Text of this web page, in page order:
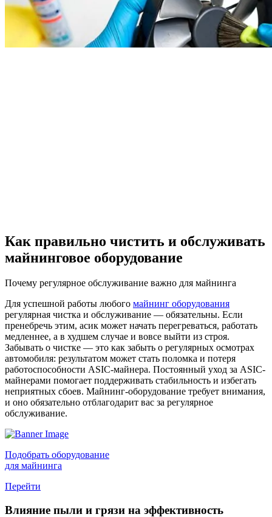
Как правильно чистить и обслуживать
майнинговое оборудование
Почему регулярное обслуживание важно для майнинга
Для успешной работы любого майнинг оборудования
регулярная чистка и обслуживание — обязательны. Если
пренебречь этим, асик может начать перегреваться, работать
медленнее, а в худшем случае и вовсе выйти из строя.
Забывать о чистке — это как забыть о регулярных осмотрах
автомобиля: результатом может стать поломка и потеря
работоспособности ASIC-майнера. Постоянный уход за ASIC-
майнерами помогает поддерживать стабильность и избегать
неприятных сбоев. Майнинг-оборудование требует внимания,
и оно обязательно отблагодарит вас за регулярное
обслуживание.
Подобрать оборудование
для майнинга
Перейти
Влияние пыли и грязи на эффективность